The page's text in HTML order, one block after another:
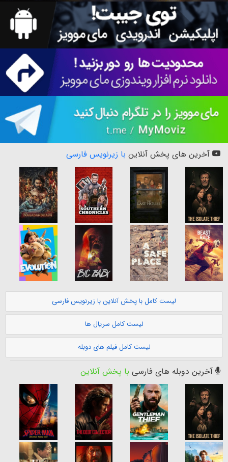
آخرین های پخش آنلاین با زیرنویس فارسی
لیست کامل با پخش آنلاین با زیرنویس فارسی
لیست کامل سریال ها
لیست کامل فیلم های دوبله
آخرین دوبله های فارسی با پخش آنلاین